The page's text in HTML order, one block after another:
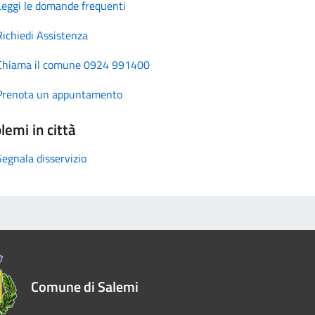
le domande frequenti
Assistenza
il comune 0924 991400
un appuntamento
in città
disservizio
Comune di Salemi